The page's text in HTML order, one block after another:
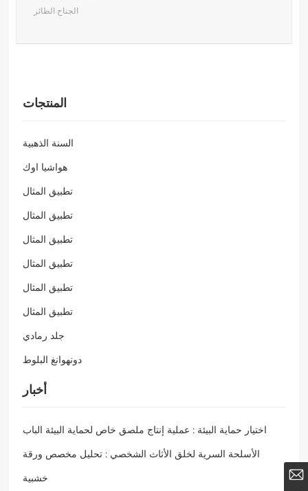
الجناح الطائر
المنتجات
السنة الذهبية
هواشيا اوك
تطبيق المثال
تطبيق المثال
تطبيق المثال
تطبيق المثال
تطبيق المثال
تطبيق المثال
جلد رمادي
دونهوانغ البلوط
أخبار
اختيار حماية البيئة : عملية إنتاج ملصق خاص لحماية البيئة الباب
الأسلحة السرية لخلق الأثاث الشخصي : تحليل مخصص ورقة
خشبية